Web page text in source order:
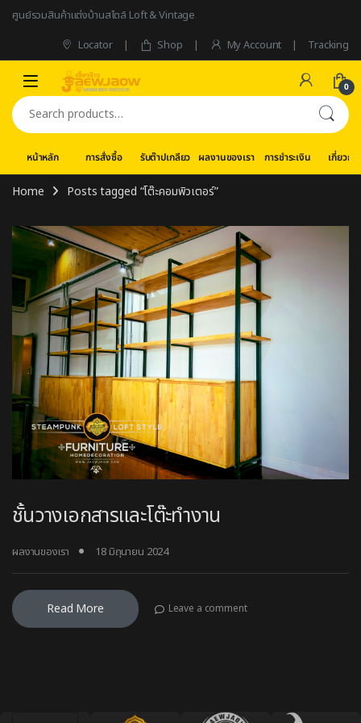
Skip to navigation
Skip to content
ศูนย์รวมสินค้าแต่งบ้านสไตล์ Loft & Vintage
Locator
Shop My Account Tracking
0
Search for:
หน้าหลัก การสั่งซื้อ รับต๊าปเกลียว ผลงานของเรา การชำระเงิน เกี่ยวกับ
Home Posts tagged “โต๊ะคอมพิวเตอร์”
ชั้นวางเอกสารและโต๊ะทำงาน
ผลงานของเรา 18 มิถุนายน 2024
Read More Leave a comment